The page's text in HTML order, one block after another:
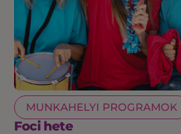
MUNKAHELYI PROGRAMOK
Foci hete